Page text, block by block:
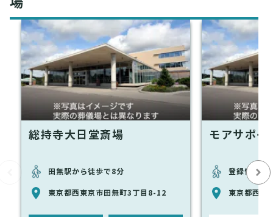
総持寺大日堂斎場
田無駅から徒歩で8分
東京都西東京市田無町3丁目8-12
モアサポー
登録情報な
東京都西東